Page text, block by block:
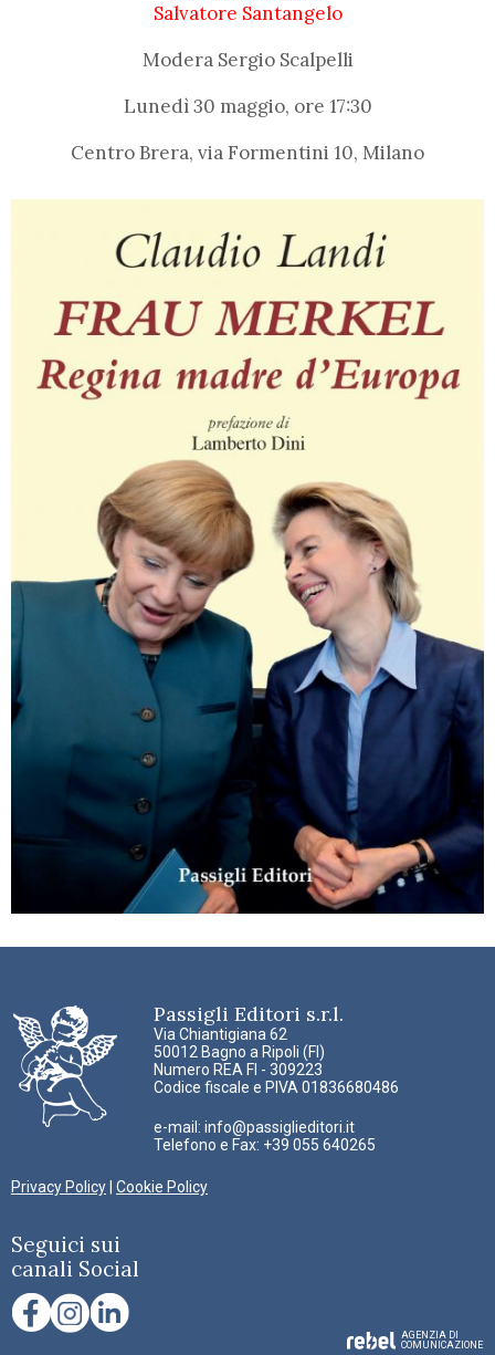
Salvatore Santangelo
Modera Sergio Scalpelli
Lunedì 30 maggio, ore 17:30
Centro Brera, via Formentini 10, Milano
Passigli Editori s.r.l.
Via Chiantigiana 62
50012 Bagno a Ripoli (FI)
Numero REA FI - 309223
Codice fiscale e PIVA 01836680486
e-mail: info@passiglieditori.it
Telefono e Fax: +39 055 640265
Privacy Policy Cookie Policy
Seguici sui
canali Social
AGENZIA DI
COMUNICAZIONE